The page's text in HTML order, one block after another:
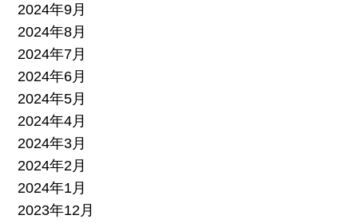
2024年9月
2024年8月
2024年7月
2024年6月
2024年5月
2024年4月
2024年3月
2024年2月
2024年1月
2023年12月